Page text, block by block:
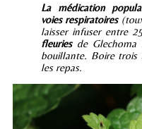
La médication
voies respiratoires
laisser infuser entre
fleuriesde Glechoma
bouillante. Boire trois
les repas.